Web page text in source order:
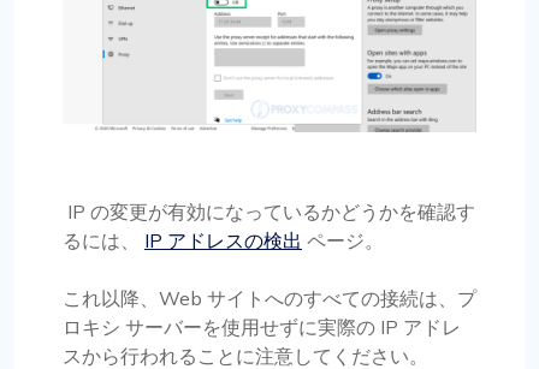
IP の変更が有効になっているかどうかを確認す
るには、 IP アドレスの検出 ページ。
これ以降、Web サイトへのすべての接続は、プ
ロキシ サーバーを使用せずに実際の IP アドレ
スから行われることに注意してください。